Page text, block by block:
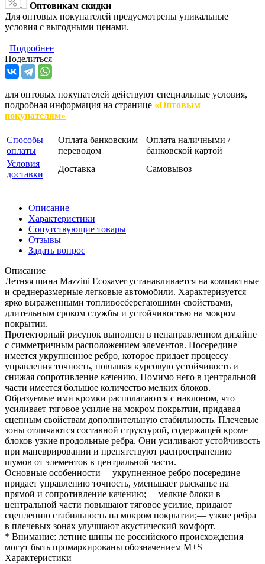
Оптовикам скидки
Для оптовых покупателей предусмотрены уникальные
условия с выгодными ценами.
Подробнее
Поделиться
для оптовых покупателей действуют специальные условия,
подробная информация на странице «Оптовым
покупателям»
Способы
оплаты
Оплата банковским
переводом
Оплата наличными /
банковской картой
Условия
доставки
Доставка Самовывоз
Описание
Характеристики
Сопутствующие товары
Отзывы
Задать вопрос
Описание
Летняя шина Mazzini Ecosaver устанавливается на компактные
и среднеразмерные легковые автомобили. Характеризуется
ярко выраженными топливосберегающими свойствами,
длительным сроком службы и устойчивостью на мокром
покрытии.
Протекторный рисунок выполнен в ненаправленном дизайне
с симметричным расположением элементов. Посередине
имеется укрупненное ребро, которое придает процессу
управления точность, повышая курсовую устойчивость и
снижая сопротивление качению. Помимо него в центральной
части имеется большое количество мелких блоков.
Образуемые ими кромки располагаются с наклоном, что
усиливает тяговое усилие на мокром покрытии, придавая
сцепным свойствам дополнительную стабильность. Плечевые
зоны отличаются составной структурой, содержащей кроме
блоков узкие продольные ребра. Они усиливают устойчивость
при маневрировании и препятствуют распространению
шумов от элементов в центральной части.
Основные особенности— укрупненное ребро посередине
придает управлению точность, уменьшает рысканье на
прямой и сопротивление качению;— мелкие блоки в
центральной части повышают тяговое усилие, придают
сцеплению стабильность на мокром покрытии;— узкие ребра
в плечевых зонах улучшают акустический комфорт.
* Внимание: летние шины не российского происхождения
могут быть промаркированы обозначением M+S
Характеристики